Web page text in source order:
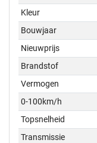
Kleur
Bouwjaar
Nieuwprijs
Brandstof
Vermogen
0-100km/h
Topsnelheid
Transmissie